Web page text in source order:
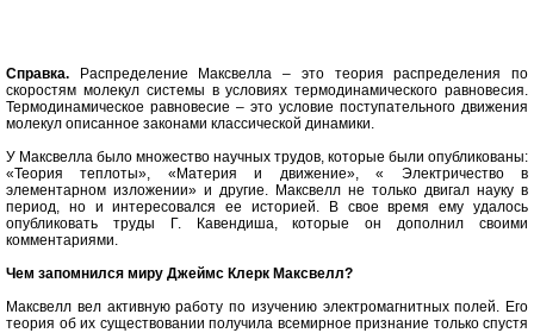
Справка. Распределение Максвелла – это теория распределения по
скоростям молекул системы в условиях термодинамического равновесия.
Термодинамическое равновесие – это условие поступательного движения
молекул описанное законами классической динамики.
У Максвелла было множество научных трудов, которые были опубликованы:
«Теория теплоты», «Материя и движение», « Электричество в
элементарном изложении» и другие. Максвелл не только двигал науку в
период, но и интересовался ее историей. В свое время ему удалось
опубликовать труды Г. Кавендиша, которые он дополнил своими
комментариями.
Чем запомнился миру Джеймс Клерк Максвелл?
Максвелл вел активную работу по изучению электромагнитных полей. Его
теория об их существовании получила всемирное признание только спустя